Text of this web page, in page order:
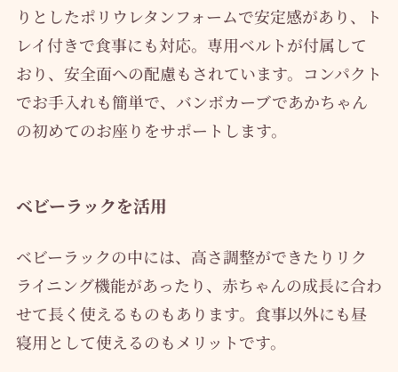
りとしたポリウレタンフォームで安定感があり、ト
レイ付きで食事にも対応。専用ベルトが付属して
おり、安全面への配慮もされています。コンパクト
でお手入れも簡単で、バンボカーブであかちゃん
の初めてのお座りをサポートします。
ベビーラックを活用
ベビーラックの中には、高さ調整ができたりリク
ライニング機能があったり、赤ちゃんの成長に合わ
せて長く使えるものもあります。食事以外にも昼
寝用として使えるのもメリットです。